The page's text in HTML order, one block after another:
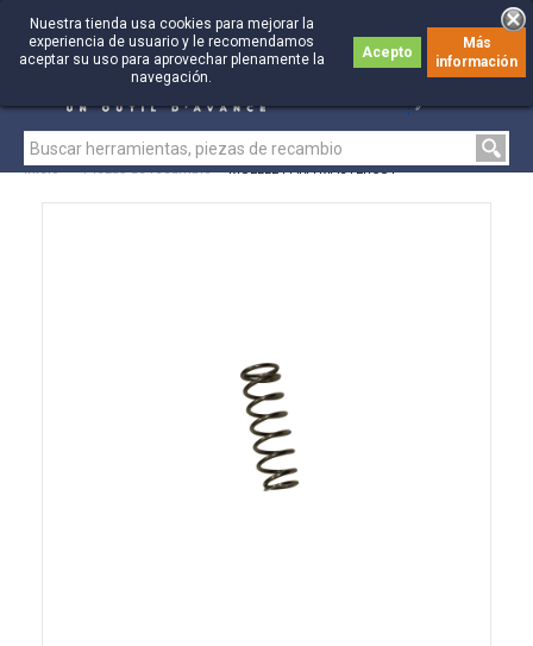
0
0
Nuestra tienda usa cookies para mejorar la
experiencia de usuario y le recomendamos
aceptar su uso para aprovechar plenamente la
navegación.
Acepto
Más
información
Inicio > Piezas de recambio > MUELLE PARA MASTERCUT